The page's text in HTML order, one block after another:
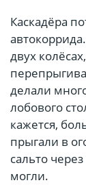
Каскадёра
двух
делали
лобового
кажется,
прыгали в
сальто
могли.